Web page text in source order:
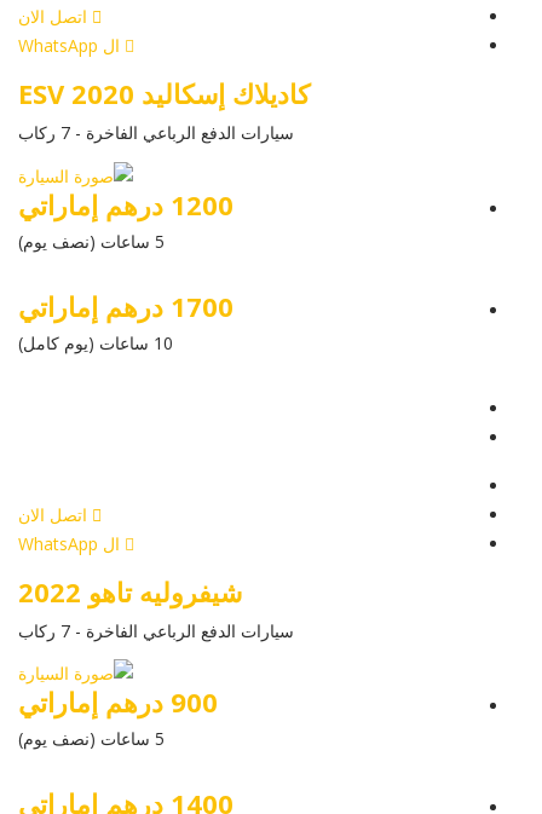
اتصل الان
ال WhatsApp
كاديلاك إسكاليد ESV 2020
سيارات الدفع الرباعي الفاخرة - 7 ركاب
1200 درهم إماراتي
5 ساعات (نصف يوم)
1700 درهم إماراتي
10 ساعات (يوم كامل)
اتصل الان
ال WhatsApp
شيفروليه تاهو 2022
سيارات الدفع الرباعي الفاخرة - 7 ركاب
900 درهم إماراتي
5 ساعات (نصف يوم)
1400 درهم إماراتي